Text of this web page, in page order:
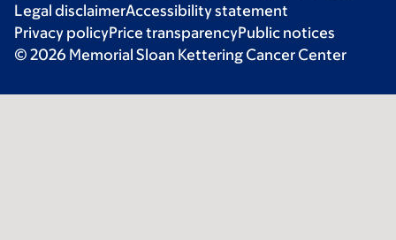
Legal disclaimerAccessibility statement
Privacy policyPrice transparencyPublic notices
© 2026 Memorial Sloan Kettering Cancer Center